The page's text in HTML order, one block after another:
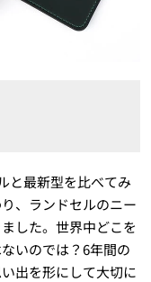
と最新型を比べてみ
、ランドセルのニー
した。世界中どこを
いのでは？6年間の
出を形にして大切に